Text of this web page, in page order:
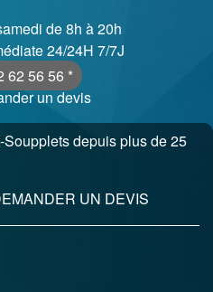
de 8h à 20h
24/24H 7/7J
62 56 56 *
un devis
depuis plus de 25
UN DEVIS